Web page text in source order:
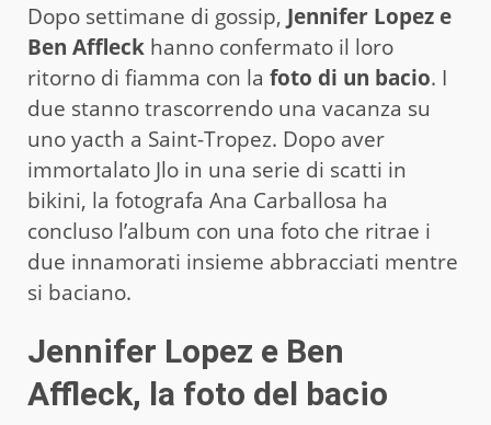
Dopo settimane di gossip, Jennifer Lopez e
Ben Affleck hanno confermato il loro
ritorno di fiamma con la foto di un bacio. I
due stanno trascorrendo una vacanza su
uno yacth a Saint-Tropez. Dopo aver
immortalato Jlo in una serie di scatti in
bikini, la fotografa Ana Carballosa ha
concluso l’album con una foto che ritrae i
due innamorati insieme abbracciati mentre
si baciano.
Jennifer Lopez e Ben
Affleck, la foto del bacio